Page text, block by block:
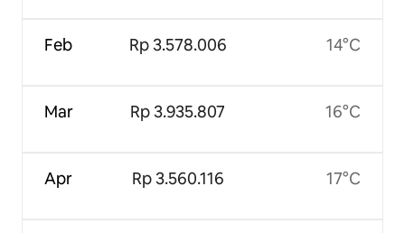
Feb
Mar
Apr
Rp 3.578.006
Rp 3.935.807
Rp 3.560.116
14°C
16°C
17°C